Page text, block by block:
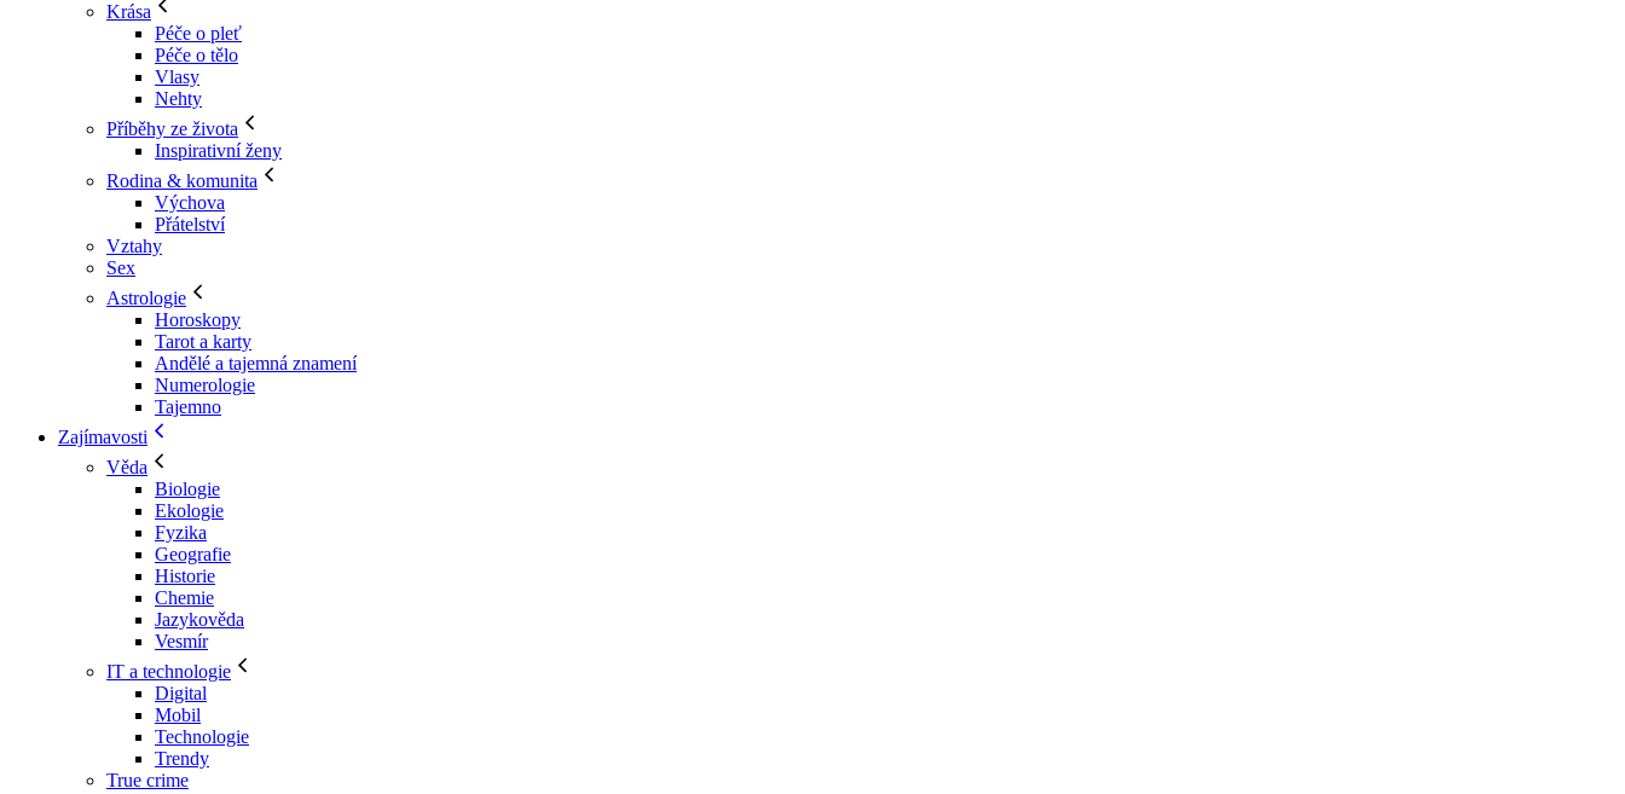
Krása
Péče o pleť
Péče o tělo
Vlasy
Nehty
Příběhy ze života
Inspirativní ženy
Rodina & komunita
Výchova
Přátelství
Vztahy
Sex
Astrologie
Horoskopy
Tarot a karty
Andělé a tajemná znamení
Numerologie
Tajemno
Zajímavosti
Věda
Biologie
Ekologie
Fyzika
Geografie
Historie
Chemie
Jazykověda
Vesmír
IT a technologie
Digital
Mobil
Technologie
Trendy
True crime